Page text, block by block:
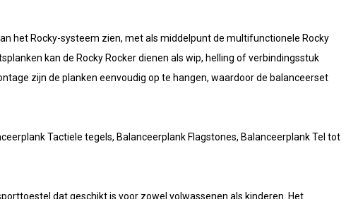
het Rocky-systeem zien, met als middelpunt de multifunctionele Rocky
kan de Rocky Rocker dienen als wip, helling of verbindingsstuk
zijn de planken eenvoudig op te hangen, waardoor de balanceerset
Tactiele tegels, Balanceerplank Flagstones, Balanceerplank Tel tot
dat geschikt is voor zowel volwassenen als kinderen. Het